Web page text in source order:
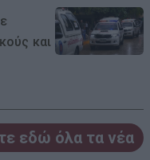
και
εδώ όλα τα νέα